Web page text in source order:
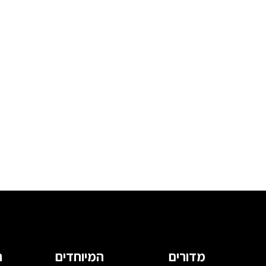
מדורים המיוחדים